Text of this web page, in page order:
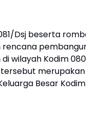
Dsj beserta
wilayah Kodim
Besar